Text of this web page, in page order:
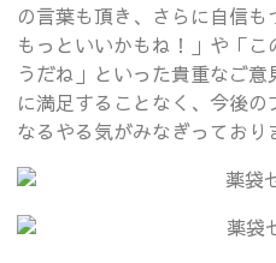
の言葉も頂き、さらに自信
もっといいかもね！」や「
うだね」といった貴重なご
に満足することなく、今後
なるやる気がみなぎっており